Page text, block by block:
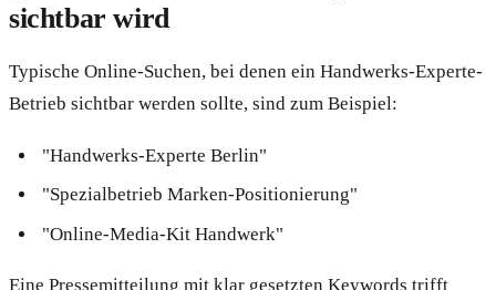
sichtbar wird
Typische Online-Suchen, bei denen ein Handwerks-Experte-
Betrieb sichtbar werden sollte, sind zum Beispiel:
"Handwerks-Experte Berlin"
"Spezialbetrieb Marken-Positionierung"
"Online-Media-Kit Handwerk"
Eine Pressemitteilung mit klar gesetzten Keywords trifft